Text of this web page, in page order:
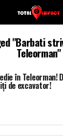
"Barbati
Teleorman"
în Teleorman!
de excavator!